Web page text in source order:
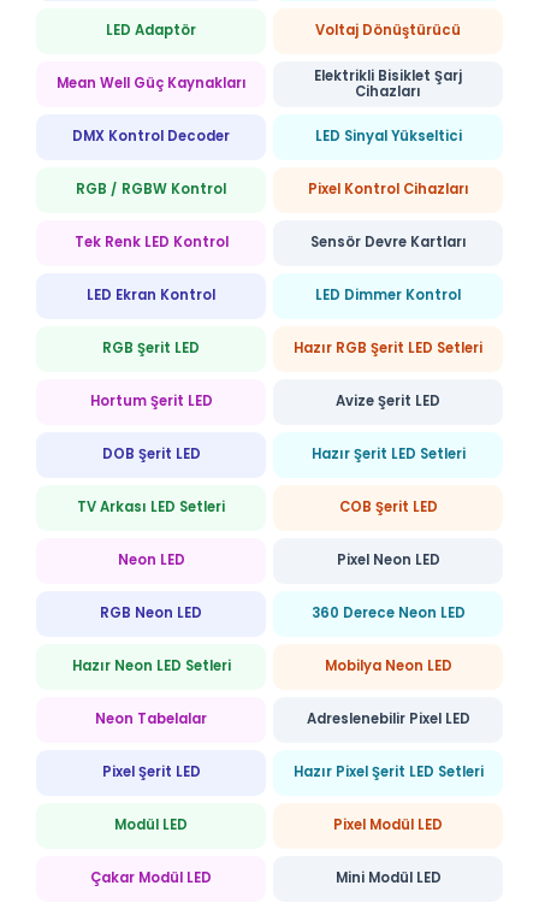
LED Adaptör Voltaj Dönüştürücü
Mean Well Güç Kaynakları
Elektrikli Bisiklet Şarj
Cihazları
DMX Kontrol Decoder LED Sinyal Yükseltici
RGB / RGBW Kontrol Pixel Kontrol Cihazları
Tek Renk LED Kontrol Sensör Devre Kartları
LED Ekran Kontrol LED Dimmer Kontrol
RGB Şerit LED Hazır RGB Şerit LED Setleri
Hortum Şerit LED Avize Şerit LED
DOB Şerit LED Hazır Şerit LED Setleri
TV Arkası LED Setleri COB Şerit LED
Neon LED Pixel Neon LED
RGB Neon LED 360 Derece Neon LED
Hazır Neon LED Setleri Mobilya Neon LED
Neon Tabelalar Adreslenebilir Pixel LED
Pixel Şerit LED Hazır Pixel Şerit LED Setleri
Modül LED Pixel Modül LED
Çakar Modül LED Mini Modül LED